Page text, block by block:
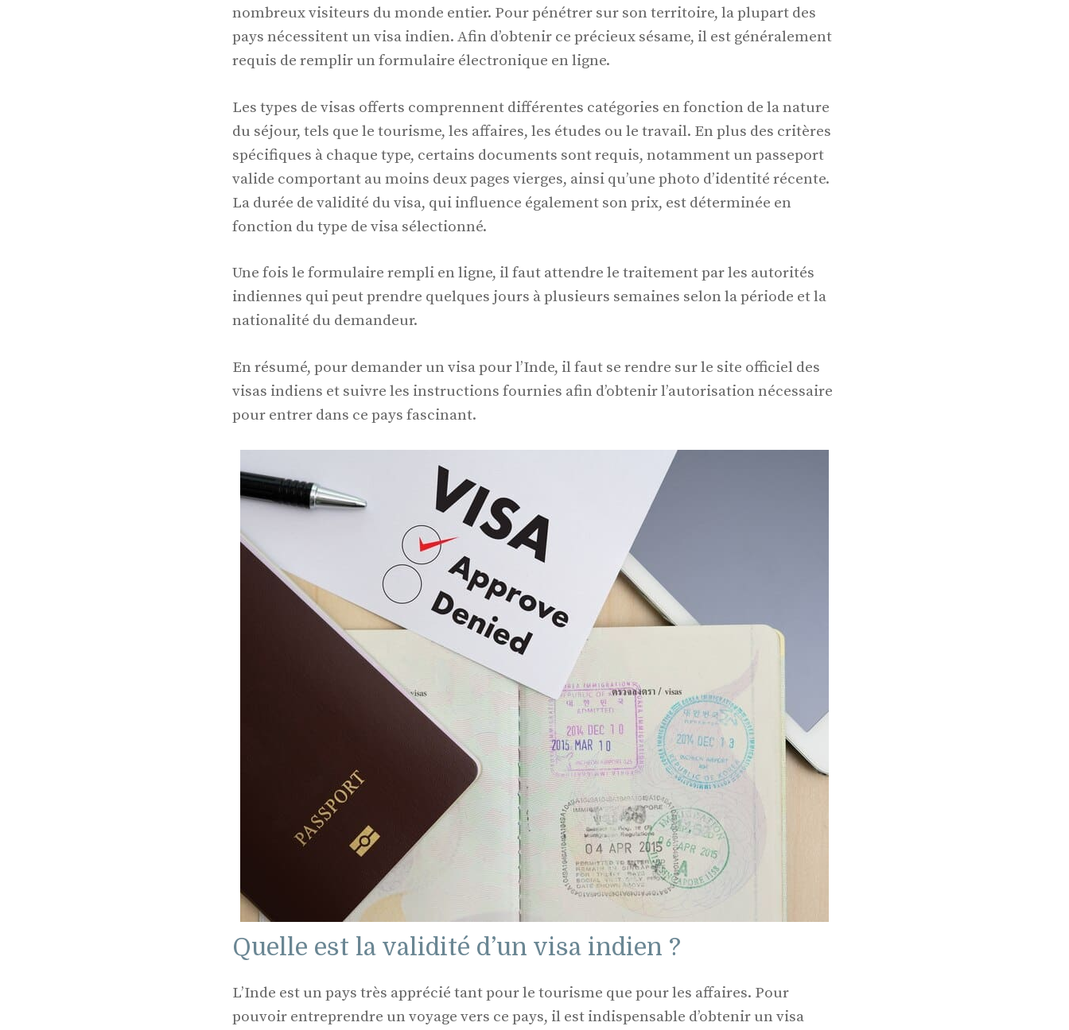
nombreux visiteurs du monde entier. Pour pénétrer sur son territoire, la plupart des
pays nécessitent un visa indien. Afin d’obtenir ce précieux sésame, il est généralement
requis de remplir un formulaire électronique en ligne.
Les types de visas offerts comprennent différentes catégories en fonction de la nature
du séjour, tels que le tourisme, les affaires, les études ou le travail. En plus des critères
spécifiques à chaque type, certains documents sont requis, notamment un passeport
valide comportant au moins deux pages vierges, ainsi qu’une photo d’identité récente.
La durée de validité du visa, qui influence également son prix, est déterminée en
fonction du type de visa sélectionné.
Une fois le formulaire rempli en ligne, il faut attendre le traitement par les autorités
indiennes qui peut prendre quelques jours à plusieurs semaines selon la période et la
nationalité du demandeur.
En résumé, pour demander un visa pour l’Inde, il faut se rendre sur le site officiel des
visas indiens et suivre les instructions fournies afin d’obtenir l’autorisation nécessaire
pour entrer dans ce pays fascinant.
Quelle est la validité d’un visa indien ?
L’Inde est un pays très apprécié tant pour le tourisme que pour les affaires. Pour
pouvoir entreprendre un voyage vers ce pays, il est indispensable d’obtenir un visa